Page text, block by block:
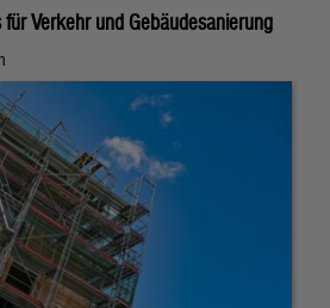
Verkehr und Gebäudesanierung